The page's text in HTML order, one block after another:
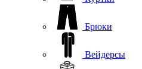
Брюки
Вейдерсы